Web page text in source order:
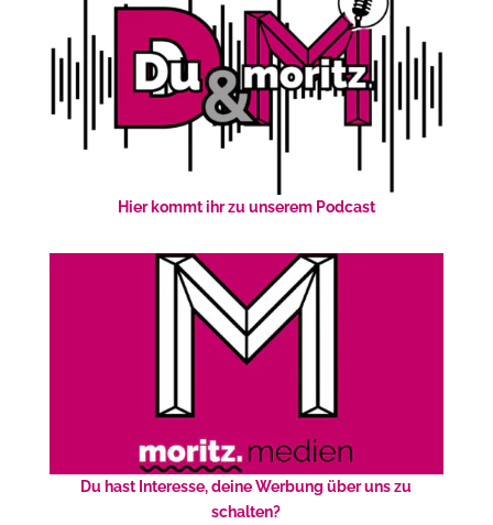
Hier kommt ihr zu unserem Podcast
Du hast Interesse, deine Werbung über uns zu
schalten?